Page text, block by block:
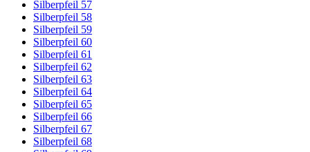
Silberpfeil 57
Silberpfeil 58
Silberpfeil 59
Silberpfeil 60
Silberpfeil 61
Silberpfeil 62
Silberpfeil 63
Silberpfeil 64
Silberpfeil 65
Silberpfeil 66
Silberpfeil 67
Silberpfeil 68